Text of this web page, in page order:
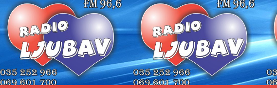
Пређи
на
садржај